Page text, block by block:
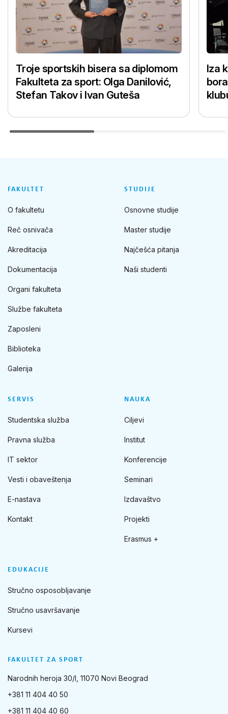
Troje sportskih bisera sa diplomom
Fakulteta za sport: Olga Danilović,
Stefan Takov i Ivan Guteša
Iza
FAKULTET ZA SPORT
Narodnih heroja 30/I, 11070 Novi Beograd
+381 11 404 40 50
+381 11 404 40 60
FAKULTET
O fakultetu
Reč osnivača
Akreditacija
Dokumentacija
Organi fakulteta
Službe fakulteta
Zaposleni
Biblioteka
Galerija
STUDIJE
Osnovne studije
Master studije
Najčešća pitanja
Naši studenti
SERVIS
Studentska služba
Pravna služba
IT sektor
Vesti i obaveštenja
E-nastava
Kontakt
NAUKA
Ciljevi
Institut
Konferencije
Seminari
Izdavaštvo
Projekti
Erasmus +
EDUKACIJE
Stručno osposobljavanje
Stručno usavršavanje
Kursevi